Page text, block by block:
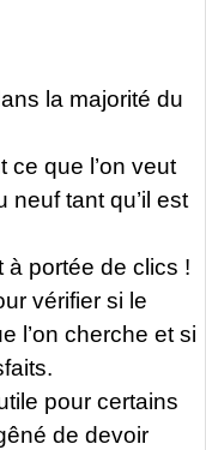
la majorité du
ce que l’on veut
neuf tant qu’il est
à portée de clics !
vérifier si le
l’on cherche et si
pour certains
de devoir